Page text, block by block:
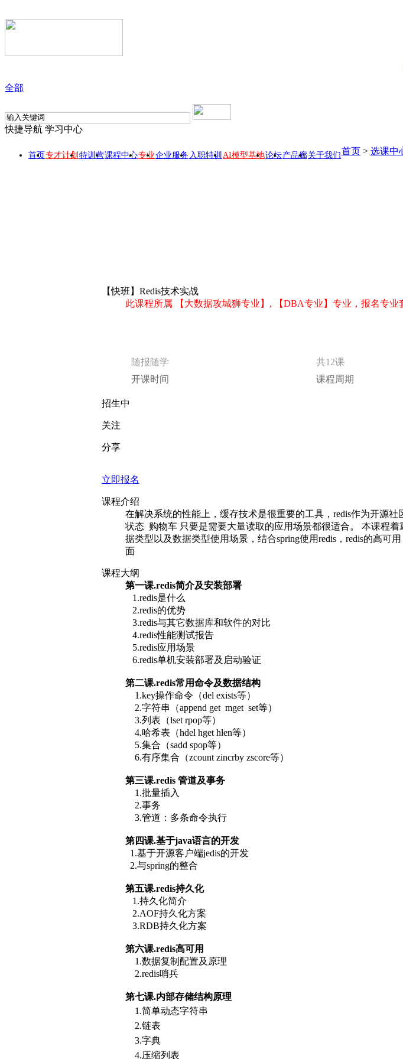
全部
快捷导航 学习中心
首页专才计划 特训营课程中心专业企业服务 入职特训 AI模型基地论坛产品廊关于我们首页 > 选课中
【快班】Redis技术实战
此课程所属 【大数据攻城狮专业】, 【DBA专业】专业，报名专业
随报随学 共12课
开课时间 课程周期
招生中
关注
分享
立即报名
课程介绍
在解决系统的性能上，缓存技术是很重要的工具，redis作为开源
状态 购物车 只要是需要大量读取的应用场景都很适合。 本课程
据类型以及数据类型使用场景，结合spring使用redis，redis的高可
面
课程大纲
第一课.redis简介及安装部署
1.redis是什么
2.redis的优势
3.redis与其它数据库和软件的对比
4.redis性能测试报告
5.redis应用场景
6.redis单机安装部署及启动验证
第二课.redis常用命令及数据结构
1.key操作命令（del exists等）
2.字符串（append get mget set等）
3.列表（lset rpop等）
4.哈希表（hdel hget hlen等）
5.集合（sadd spop等）
6.有序集合（zcount zincrby zscore等）
第三课.redis 管道及事务
1.批量插入
2.事务
3.管道：多条命令执行
第四课.基于java语言的开发
1.基于开源客户端jedis的开发
2.与spring的整合
第五课.redis持久化
1.持久化简介
2.AOF持久化方案
3.RDB持久化方案
第六课.redis高可用
1.数据复制配置及原理
2.redis哨兵
第七课.内部存储结构原理
1.简单动态字符串
2.链表
3.字典
4.压缩列表